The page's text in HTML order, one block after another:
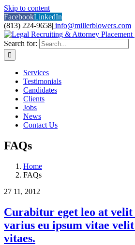
Skip to content
FacebookLinkedIn
(813) 224-9658| info@millerblowers.com
Search for:
Services
Testimonials
Candidates
Clients
Jobs
News
Contact Us
FAQs
Home
FAQs
27 11, 2012
Curabitur eget leo at
varius eu ipsum vitae
vitaes.